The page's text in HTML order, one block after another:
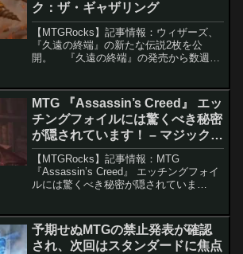
ク：ザ・ギャザリング
【MTGRocks】記事情報：ウィザーズ、
『久遠の終端』の新たな伝説2枚を公
開。 『久遠の終端』の発売から数週
間後）に登場します。今回公開されたの
は、強力...
MTG 『Assassin’s Creed』 エッ
チングフォイルには驚くべき秘密
が隠されています！ – マジック：
ザ・ギャザリング
【MTGRocks】記事情報：MTG
『Assassin’s Creed』 エッチングフォイ
ルには驚くべき秘密が隠されていま
は多岐にわたり、プレイヤーがすべてを
把...
予期せぬMTGの禁止発表が確認
され、次回はスタンダードに焦点